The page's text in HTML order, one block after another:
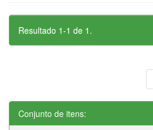
Resultado 1-1 de 1.
Conjunto de itens: